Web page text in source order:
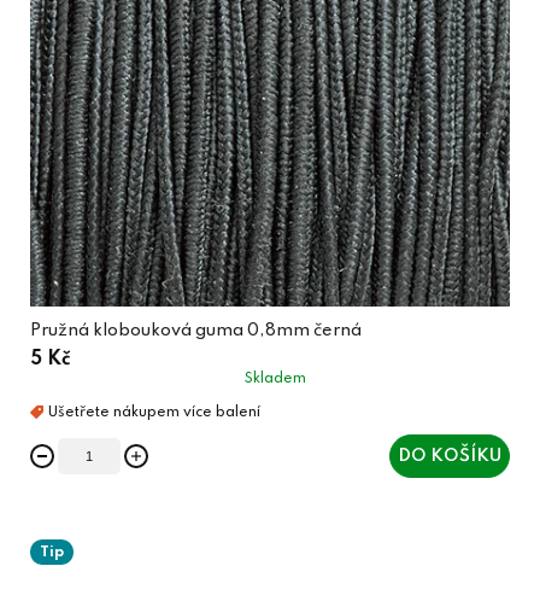
Pružná klobouková guma 0,8mm černá
5 Kč
Skladem
DO KOŠÍKU
Tip